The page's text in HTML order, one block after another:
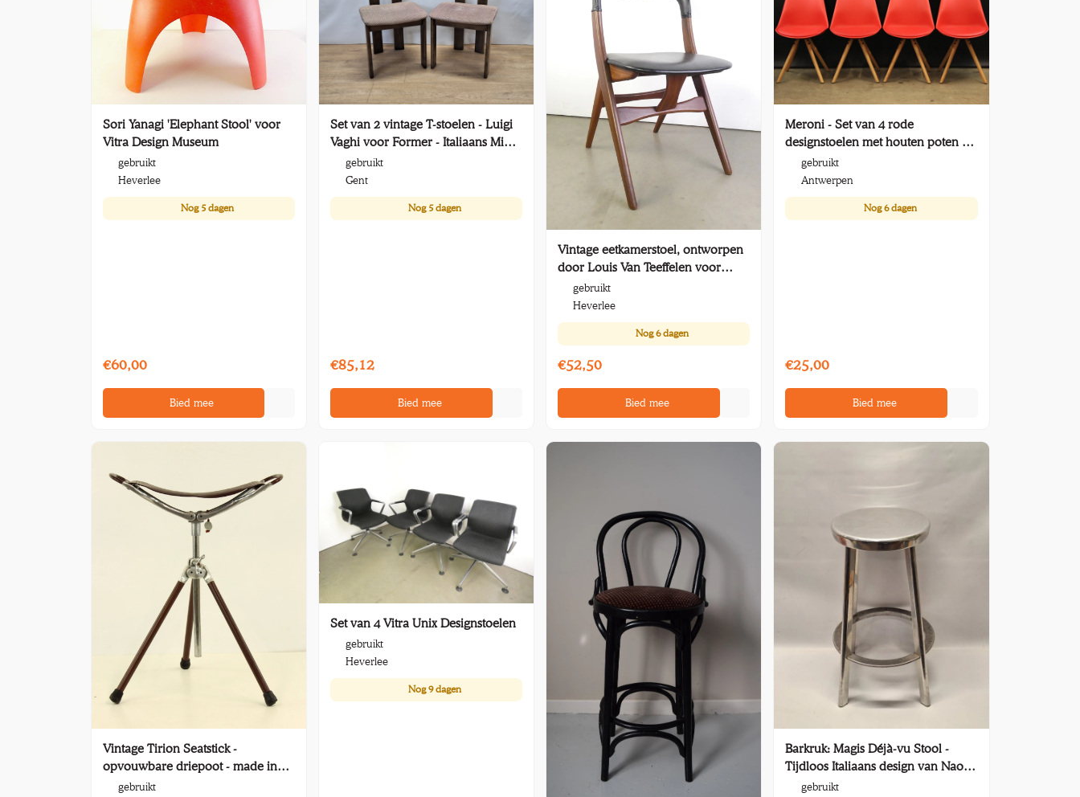
Sori Yanagi 'Elephant Stool' voor
Vitra Design Museum
gebruikt
Heverlee
Nog 5 dagen
€60,00
Bied mee
Set van 2 vintage T-stoelen - Luigi
Vaghi voor Former - Italiaans Mid-
Century design
gebruikt
Gent
Nog 5 dagen
€85,12
Bied mee
Vintage eetkamerstoel, ontworpen
door Louis Van Teeffelen voor
AWA
gebruikt
Heverlee
Nog6 dagen
€52,50
Bied mee
Meroni - Set van 4 rode
designstoelen met houten poten -
Italygebruikt
Antwerpen
Nog6 dagen
€25,00
Bied mee
Vintage Tirion Seatstick -
opvouwbare driepoot - made in
England
gebruikt
Set van 4 Vitra Unix Designstoelen
gebruikt
Heverlee
Nog9 dagen
Barkruk: Magis Déjà-vu Stool -
Tijdloos Italiaans design van Naoto
Fukasawa
gebruikt